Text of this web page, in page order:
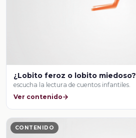
¿Lobito feroz o lobito miedoso?
escucha la lectura de cuentos infantiles.
Ver contenido
CONTENIDO